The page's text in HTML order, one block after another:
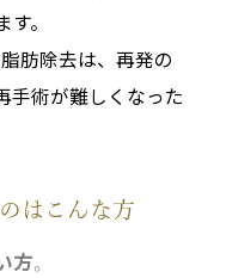
。
肪除去は、再発の
手術が難しくなった
はこんな方
方。